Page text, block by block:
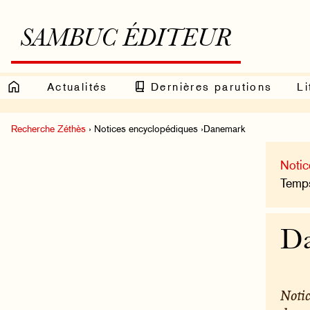
SAMBUC ÉDITEUR
Actualités Dernières parutions
Recherche Zéthès › Notices encyclopédiques ›Danemark